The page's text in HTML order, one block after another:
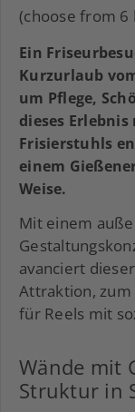
(choose from 6
Ein
Kurzurlaub
um Pflege,
dieses
Frisierstuhls
einem
Weise.
Mit einem
avanciert
Attraktion, zum
für Reels mit
Wände mit
Struktur in